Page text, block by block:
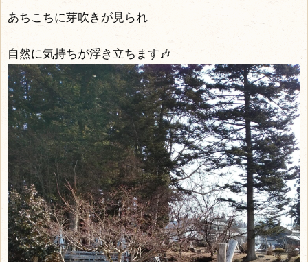
あちこちに芽吹きが見られ
自然に気持ちが浮き立ちます🎶